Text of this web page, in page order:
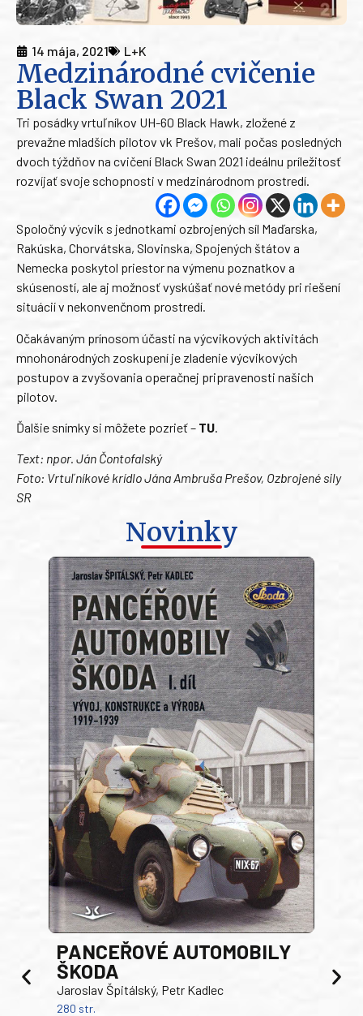
14 mája, 2021 L+K
Medzinárodné cvičenie
Black Swan 2021
Tri posádky vrtuľníkov UH-60 Black Hawk, zložené z
prevažne mladších pilotov vk Prešov, mali počas posledných
dvoch týždňov na cvičení Black Swan 2021 ideálnu príležitosť
rozvíjať svoje schopnosti v medzinárodnom prostredí.
Spoločný výcvik s jednotkami ozbrojených síl Maďarska,
Rakúska, Chorvátska, Slovinska, Spojených štátov a
Nemecka poskytol priestor na výmenu poznatkov a
skúseností, ale aj možnosť vyskúšať nové metódy pri riešení
situácií v nekonvenčnom prostredí.
Očakávaným prínosom účasti na výcvikových aktivitách
mnohonárodných zoskupení je zladenie výcvikových
postupov a zvyšovania operačnej pripravenosti našich
pilotov.
Ďalšie snímky si môžete pozrieť – TU.
Text: npor. Ján Čontofalský
Foto: Vrtuľníkové krídlo Jána Ambruša Prešov, Ozbrojené sily
SR
Novinky
PANCEŘOVÉ AUTOMOBILY
ŠKODA
Jaroslav Špitálský, Petr Kadlec
280 str.